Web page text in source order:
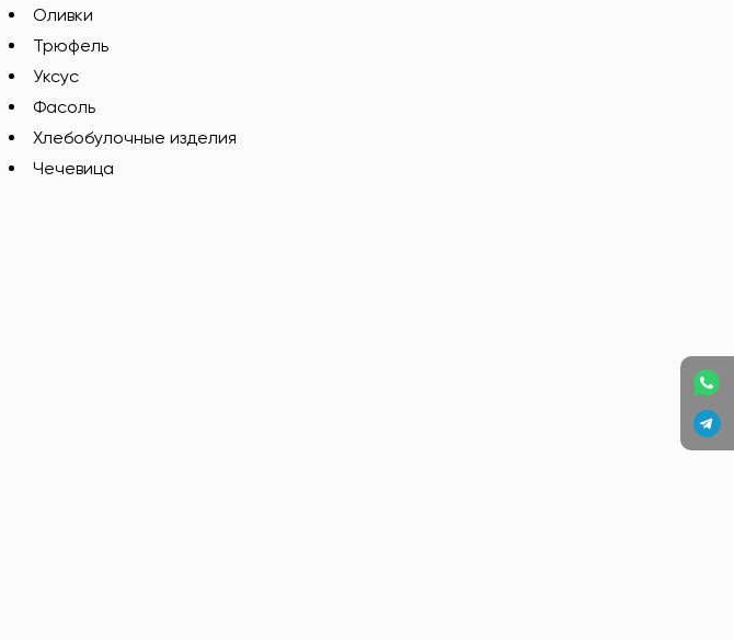
Оливки
Трюфель
Уксус
Фасоль
Хлебобулочные изделия
Чечевица